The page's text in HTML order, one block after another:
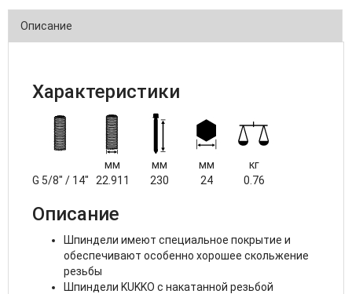
Описание
Характеристики
мм мм мм
кг
G 5/8" / 14"
22.911 230 24 0.76
Описание
Шпиндели имеют специальное покрытие и
обеспечивают особенно хорошеe скольжение
резьбы
Шпиндели KUKKO с накатанной резьбой